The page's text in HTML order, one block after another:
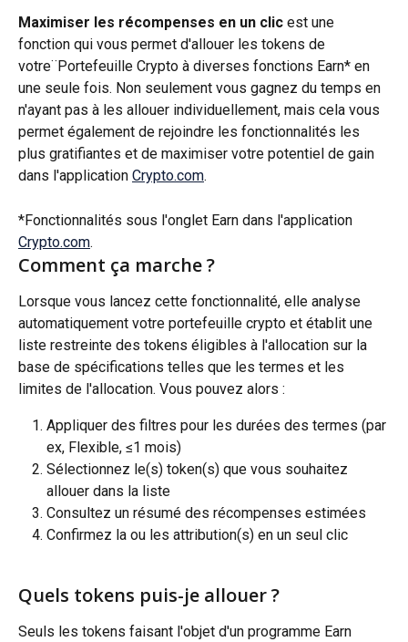
Maximiser les récompenses en un clic est une
fonction qui vous permet d'allouer les tokens de
votre¨Portefeuille Crypto à diverses fonctions Earn* en
une seule fois. Non seulement vous gagnez du temps en
n'ayant pas à les allouer individuellement, mais cela vous
permet également de rejoindre les fonctionnalités les
plus gratifiantes et de maximiser votre potentiel de gain
dans l'application Crypto.com.
*Fonctionnalités sous l'onglet Earn dans l'application
Crypto.com.
Comment ça marche ?
Lorsque vous lancez cette fonctionnalité, elle analyse
automatiquement votre portefeuille crypto et établit une
liste restreinte des tokens éligibles à l'allocation sur la
base de spécifications telles que les termes et les
limites de l'allocation. Vous pouvez alors :
Appliquer des filtres pour les durées des termes (par
ex, Flexible, ≤1 mois)
Sélectionnez le(s) token(s) que vous souhaitez
allouer dans la liste
Consultez un résumé des récompenses estimées
Confirmez la ou les attribution(s) en un seul clic
Quels tokens puis-je allouer ?
Seuls les tokens faisant l'objet d'un programme Earn